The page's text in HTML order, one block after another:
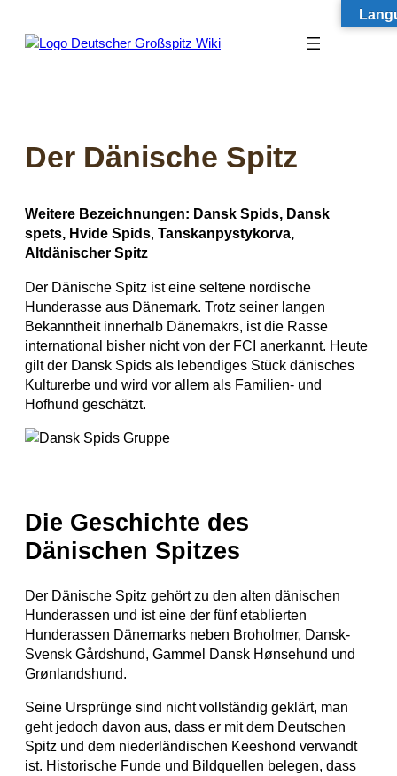
Inhalt
springen
Der Dänische Spitz
Weitere Bezeichnungen: Dansk Spids, Dansk
spets, Hvide Spids, Tanskanpystykorva,
Altdänischer Spitz
Der Dänische Spitz ist eine seltene nordische
Hunderasse aus Dänemark. Trotz seiner langen
Bekanntheit innerhalb Dänemakrs, ist die Rasse
international bisher nicht von der FCI anerkannt. Heute
gilt der Dansk Spids als lebendiges Stück dänisches
Kulturerbe und wird vor allem als Familien- und
Hofhund geschätzt.
Die Geschichte des
Dänischen Spitzes
Der Dänische Spitz gehört zu den alten dänischen
Hunderassen und ist eine der fünf etablierten
Hunderassen Dänemarks neben Broholmer, Dansk-
Svensk Gårdshund, Gammel Dansk Hønsehund und
Grønlandshund.
Seine Ursprünge sind nicht vollständig geklärt, man
geht jedoch davon aus, dass er mit dem Deutschen
Spitz und dem niederländischen Keeshond verwandt
ist. Historische Funde und Bildquellen belegen, dass